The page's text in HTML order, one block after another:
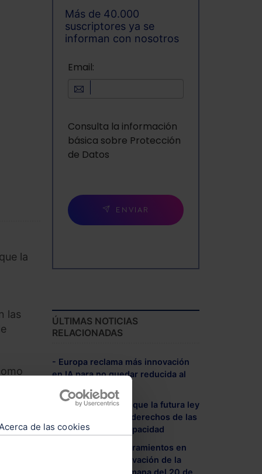
de las cookies
la
las
Más de 40.000
suscriptores ya se
informan con nosotros
Email:
Consulta la información
básica sobre Protección
de Datos
ENVIAR
ÚLTIMAS NOTICIAS
RELACIONADAS
- Europa reclama más innovación
en IA para no quedar reducida al
- El CERMI reclama que la futura ley
de IA garantice los derechos de las
personas con discapacidad
- Relación de nombramientos en
áreas TIC y de Innovación de la
Administración. Semana del 20 de